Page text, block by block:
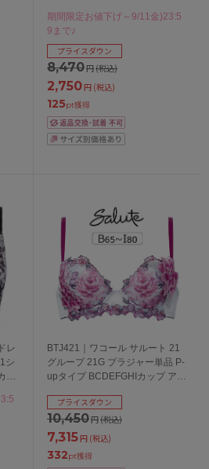
65/70/75/80/85cm
期間限定お値下げ～9/11金)23:5
9まで♪
8,470円(税込)
プライスダウン
2,750円 (税込)
125pt獲得
レ
シ
ッ
BTJ421｜ワコール サルート 21
グループ 21G ブラジャー単品 P-
upタイプ BCDEFGHIカップ アン
10,450円(税込)
プライスダウン
7,315円 (税込)
332pt獲得